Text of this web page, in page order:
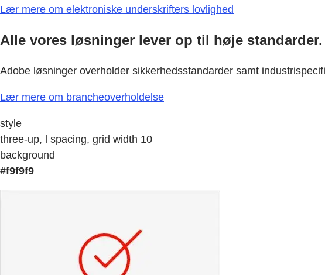
Lær mere om elektroniske underskrifters lovlighed
Alle vores løsninger lever op til høje standarder.
Adobe løsninger overholder sikkerhedsstandarder samt
Lær mere om brancheoverholdelse
style
three-up, l spacing, grid width 10
background
#f9f9f9